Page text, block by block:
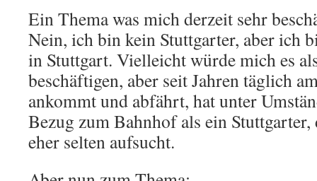
Ein Thema was mich derzeit sehr
Nein, ich bin kein Stuttgarter, aber ich
in Stuttgart. Vielleicht würde mich es
beschäftigen, aber seit Jahren täglich
ankommt und abfährt, hat unter
Bezug zum Bahnhof als ein
eher selten aufsucht.